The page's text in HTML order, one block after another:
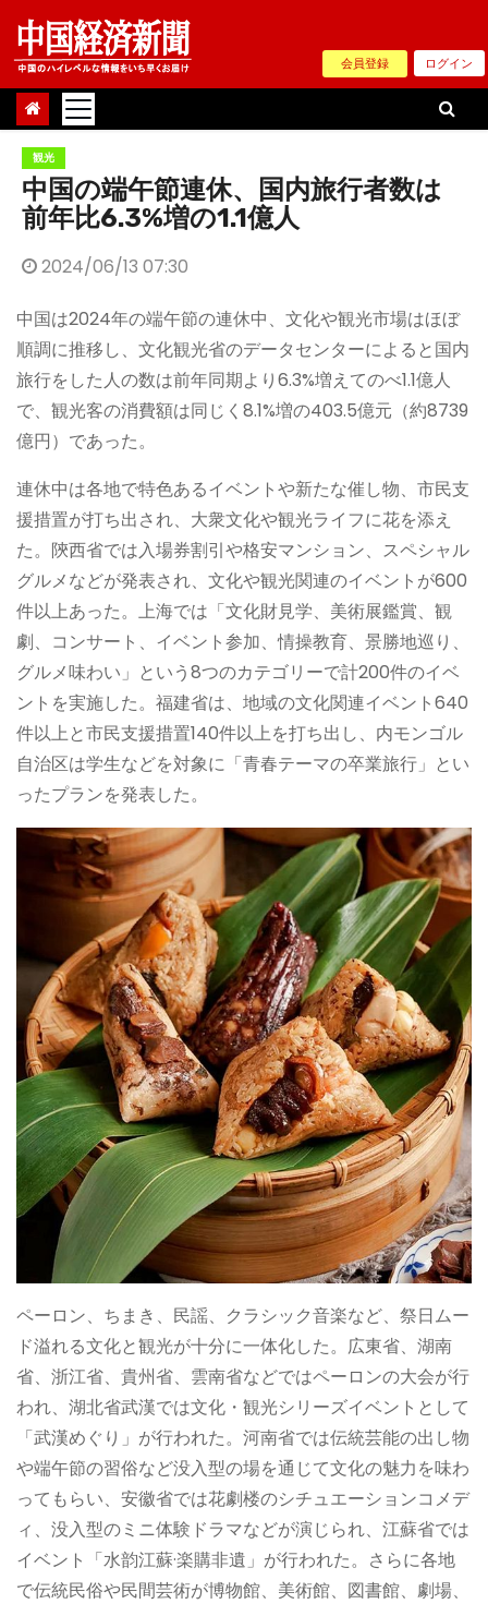
Skip
content
会員登録 ログイン
観光
中国の端午節連休、国内旅行者数は
前年比6.3%増の1.1億人
2024/06/13 07:30
中国は2024年の端午節の連休中、文化や観光市場はほぼ
順調に推移し、文化観光省のデータセンターによると国内
旅行をした人の数は前年同期より6.3%増えてのべ1.1億人
で、観光客の消費額は同じく8.1%増の403.5億元（約8739
億円）であった。
連休中は各地で特色あるイベントや新たな催し物、市民支
援措置が打ち出され、大衆文化や観光ライフに花を添え
た。陝西省では入場券割引や格安マンション、スペシャル
グルメなどが発表され、文化や観光関連のイベントが600
件以上あった。上海では「文化財見学、美術展鑑賞、観
劇、コンサート、イベント参加、情操教育、景勝地巡り、
グルメ味わい」という8つのカテゴリーで計200件のイベ
ントを実施した。福建省は、地域の文化関連イベント640
件以上と市民支援措置140件以上を打ち出し、内モンゴル
自治区は学生などを対象に「青春テーマの卒業旅行」とい
ったプランを発表した。
ペーロン、ちまき、民謡、クラシック音楽など、祭日ムー
ド溢れる文化と観光が十分に一体化した。広東省、湖南
省、浙江省、貴州省、雲南省などではペーロンの大会が行
われ、湖北省武漢では文化・観光シリーズイベントとして
「武漢めぐり」が行われた。河南省では伝統芸能の出し物
や端午節の習俗など没入型の場を通じて文化の魅力を味わ
ってもらい、安徽省では花劇楼のシチュエーションコメデ
ィ、没入型のミニ体験ドラマなどが演じられ、江蘇省では
イベント「水韵江蘇·楽購非遺」が行われた。さらに各地
で伝統民俗や民間芸術が博物館、美術館、図書館、劇場、